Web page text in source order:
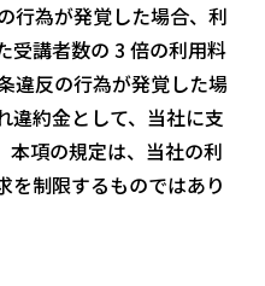
行為が発覚した場合、利
受講者数の 3 倍の利用料
違反の行為が発覚した場
違約金として、当社に支
本項の規定は、当社の利
を制限するものではあり